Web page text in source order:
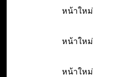
หน้าใหม่
หน้าใหม่
หน้าใหม่